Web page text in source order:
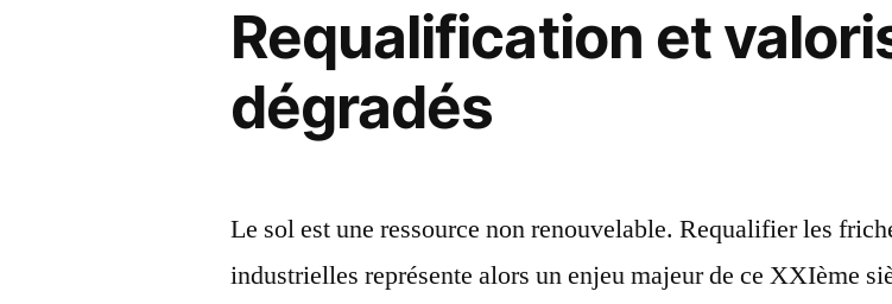
Requalification et
dégradés
Le sol est une ressource non renouvelable. Requalifier les
industrielles représente alors un enjeu majeur de ce XXIème